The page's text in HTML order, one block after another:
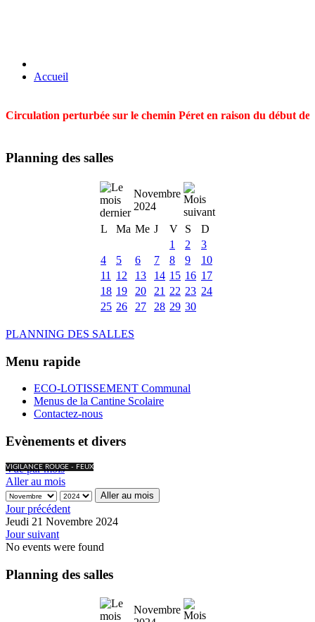
Accueil
Circulation perturbée sur le chemin Péret en raison du début
Planning des salles
Novembre
2024
L
Ma Me J V S
D
1
2
3
4
5 6 7 8 9
10
11
12 13 14 15 16 17
18 19 20 21 22 23 24
25 26 27 28 29 30
PLANNING DES SALLES
Menu rapide
ECO-LOTISSEMENT Communal
Menus de la Cantine Scolaire
Contactez-nous
Evènements et divers
VIGILANCE ROUGE - FEUX
Vue par mois
Aller au mois
Aller au mois
Jour précédent
Jeudi 21 Novembre 2024
Jour suivant
No events were found
Planning des salles
Novembre